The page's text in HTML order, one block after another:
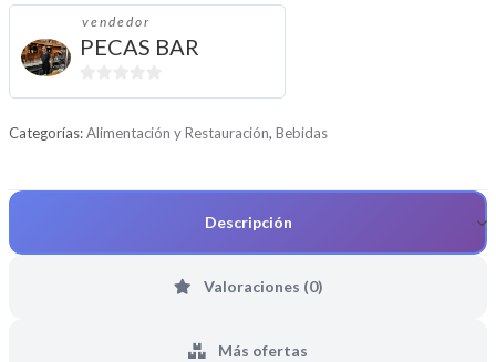
vendedor
PECAS BAR
0
e
Categorías:Alimentación y Restauración, Bebidas
Descripción
Valoraciones (0)
Más ofertas